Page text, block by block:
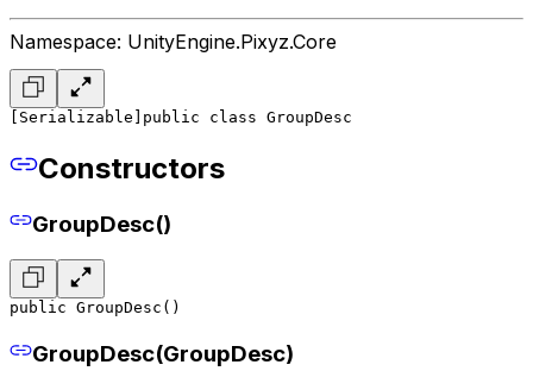
Namespace: UnityEngine.Pixyz.Core
[Serializable] public class GroupDesc
Constructors
GroupDesc()
public GroupDesc()
GroupDesc(GroupDesc)